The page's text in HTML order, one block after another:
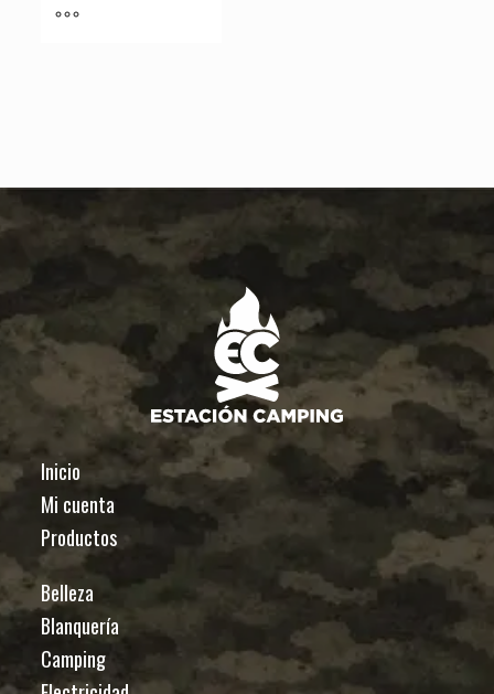
2400MAH
Inicio
Mi cuenta
Productos
Belleza
Blanquería
Camping